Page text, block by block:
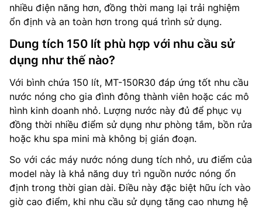
nhiều điện năng hơn, đồng thời mang lại trải nghiệm
ổn định và an toàn hơn trong quá trình sử dụng.
Dung tích 150 lít phù hợp với nhu cầu sử
dụng như thế nào?
Với bình chứa 150 lít, MT-150R30 đáp ứng tốt nhu cầu
nước nóng cho gia đình đông thành viên hoặc các mô
hình kinh doanh nhỏ. Lượng nước này đủ để phục vụ
đồng thời nhiều điểm sử dụng như phòng tắm, bồn rửa
hoặc khu spa mini mà không bị gián đoạn.
So với các máy nước nóng dung tích nhỏ, ưu điểm của
model này là khả năng duy trì nguồn nước nóng ổn
định trong thời gian dài. Điều này đặc biệt hữu ích vào
giờ cao điểm, khi nhu cầu sử dụng tăng cao nhưng hệ